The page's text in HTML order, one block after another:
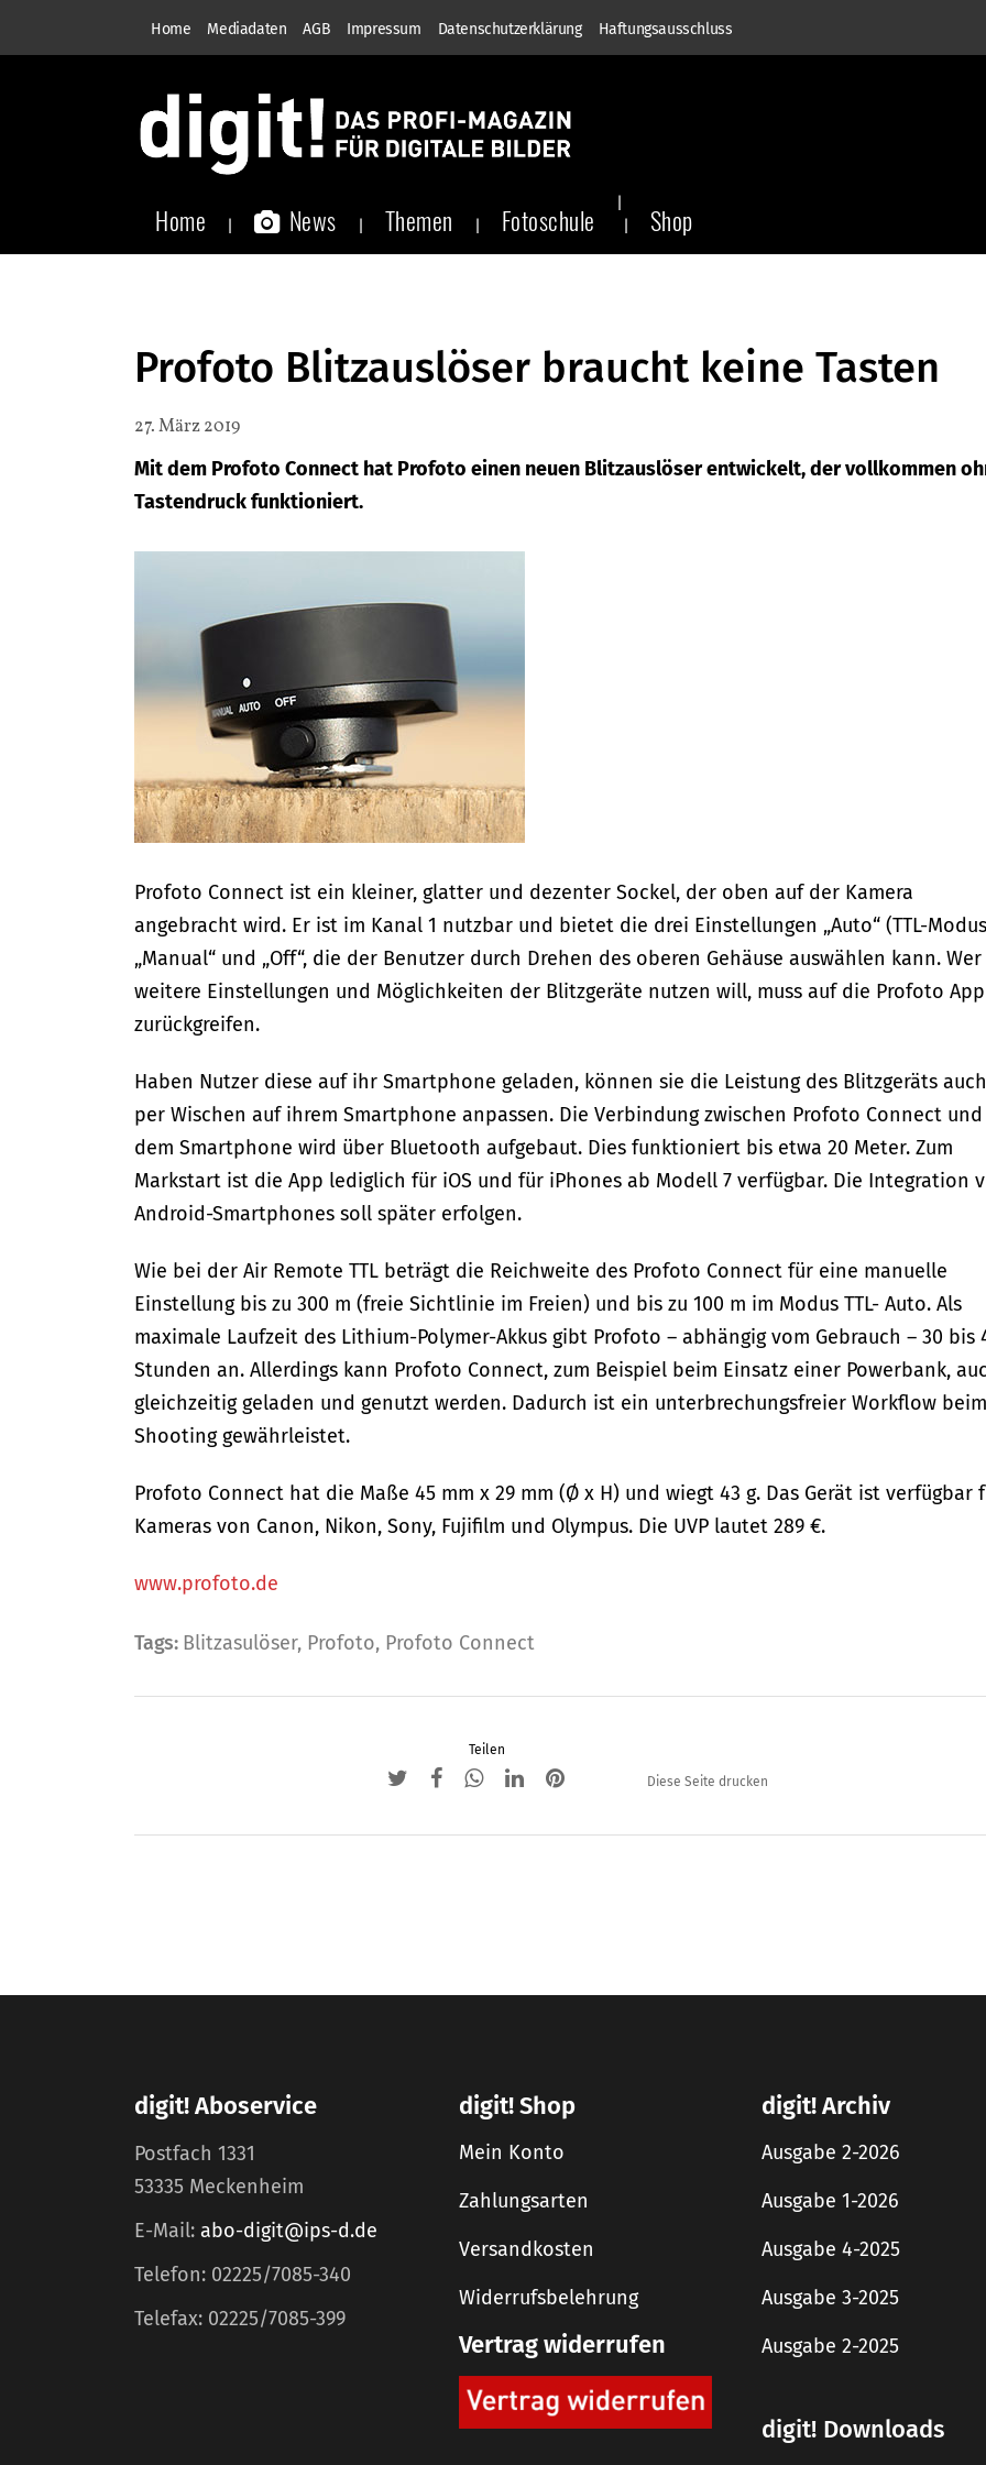
Home Mediadaten AGB Impressum Datenschutzerklärung Haftungsausschluss
Home News Themen Fotoschule Shop
Profoto Blitzauslöser braucht keine Tasten
27. März 2019
Mit dem Profoto Connect hat Profoto einen neuen Blitzauslöser entwickelt, der vollkommen
Tastendruck funktioniert.
Profoto Connect ist ein kleiner, glatter und dezenter Sockel, der oben auf der Kamera
angebracht wird. Er ist im Kanal 1 nutzbar und bietet die drei Einstellungen „Auto“ (TTL-
„Manual“ und „Off“, die der Benutzer durch Drehen des oberen Gehäuse auswählen kann. Wer
weitere Einstellungen und Möglichkeiten der Blitzgeräte nutzen will, muss auf die Profoto App
zurückgreifen.
Haben Nutzer diese auf ihr Smartphone geladen, können sie die Leistung des Blitzgeräts auch
per Wischen auf ihrem Smartphone anpassen. Die Verbindung zwischen Profoto Connect und
dem Smartphone wird über Bluetooth aufgebaut. Dies funktioniert bis etwa 20 Meter. Zum
Markstart ist die App lediglich für iOS und für iPhones ab Modell 7 verfügbar. Die Integration
Android-Smartphones soll später erfolgen.
Wie bei der Air Remote TTL beträgt die Reichweite des Profoto Connect für eine manuelle
Einstellung bis zu 300 m (freie Sichtlinie im Freien) und bis zu 100 m im Modus TTL- Auto. Als
maximale Laufzeit des Lithium-Polymer-Akkus gibt Profoto – abhängig vom Gebrauch – 30 bis
Stunden an. Allerdings kann Profoto Connect, zum Beispiel beim Einsatz einer Powerbank,
gleichzeitig geladen und genutzt werden. Dadurch ist ein unterbrechungsfreier Workflow beim
Shooting gewährleistet.
Profoto Connect hat die Maße 45 mm x 29 mm (Ø x H) und wiegt 43 g. Das Gerät ist verfügbar
Kameras von Canon, Nikon, Sony, Fujifilm und Olympus. Die UVP lautet 289 €.
www.profoto.de
Tags: Blitzasulöser, Profoto, Profoto Connect
Teilen
Diese Seite drucken
digit! Aboservice
Postfach 1331
53335 Meckenheim
E-Mail: abo-digit@ips-d.de
Telefon: 02225/7085-340
Telefax: 02225/7085-399
digit! Shop
Mein Konto
Zahlungsarten
Versandkosten
Widerrufsbelehrung
Vertrag widerrufen
digit! Archiv
Ausgabe 2-2026
Ausgabe 1-2026
Ausgabe 4-2025
Ausgabe 3-2025
Ausgabe 2-2025
digit! Downloads